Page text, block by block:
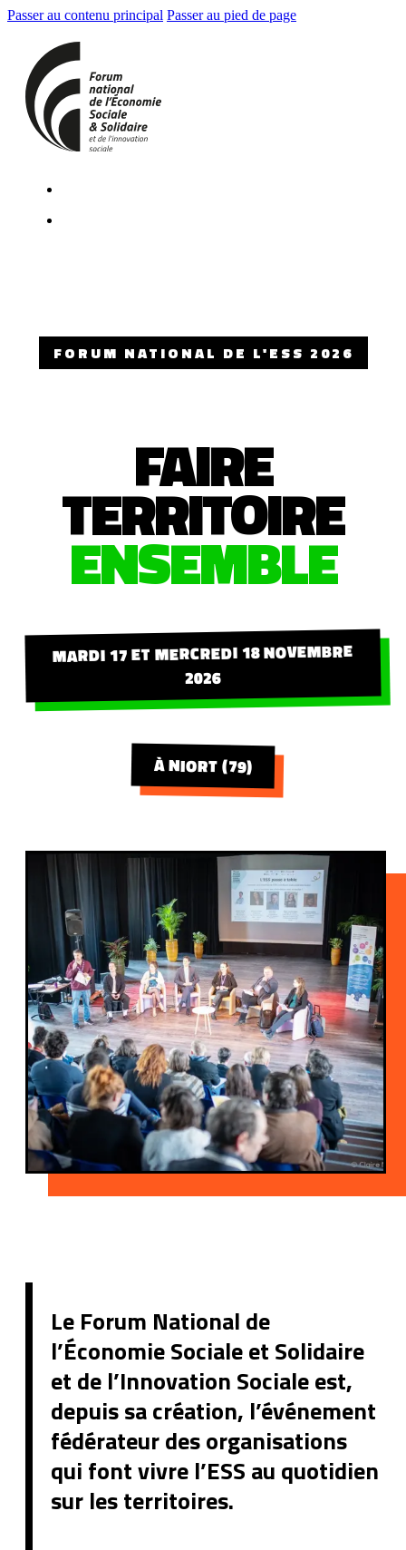
Passer au contenu principal Passer au pied de page
FORUM NATIONAL DE L'ESS 2026
FAIRE
TERRITOIRE
ENSEMBLE
MARDI 17 ET MERCREDI 18 NOVEMBRE
2026
À NIORT (79)
Le Forum National de
l’Économie Sociale et Solidaire
et de l’Innovation Sociale est,
depuis sa création, l’événement
fédérateur des organisations
qui font vivre l’ESS au quotidien
sur les territoires.